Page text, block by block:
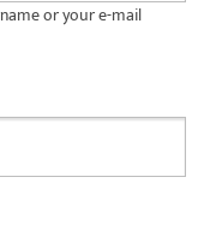
or your e-mail